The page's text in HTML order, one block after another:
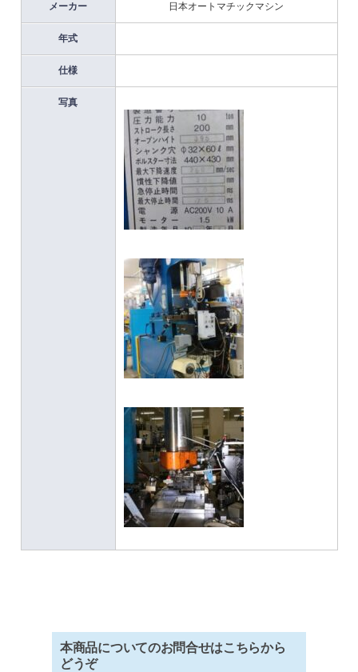
メーカー 日本オートマチックマシン
年式
仕様
写真
本商品についてのお問合せはこちらから
どうぞ